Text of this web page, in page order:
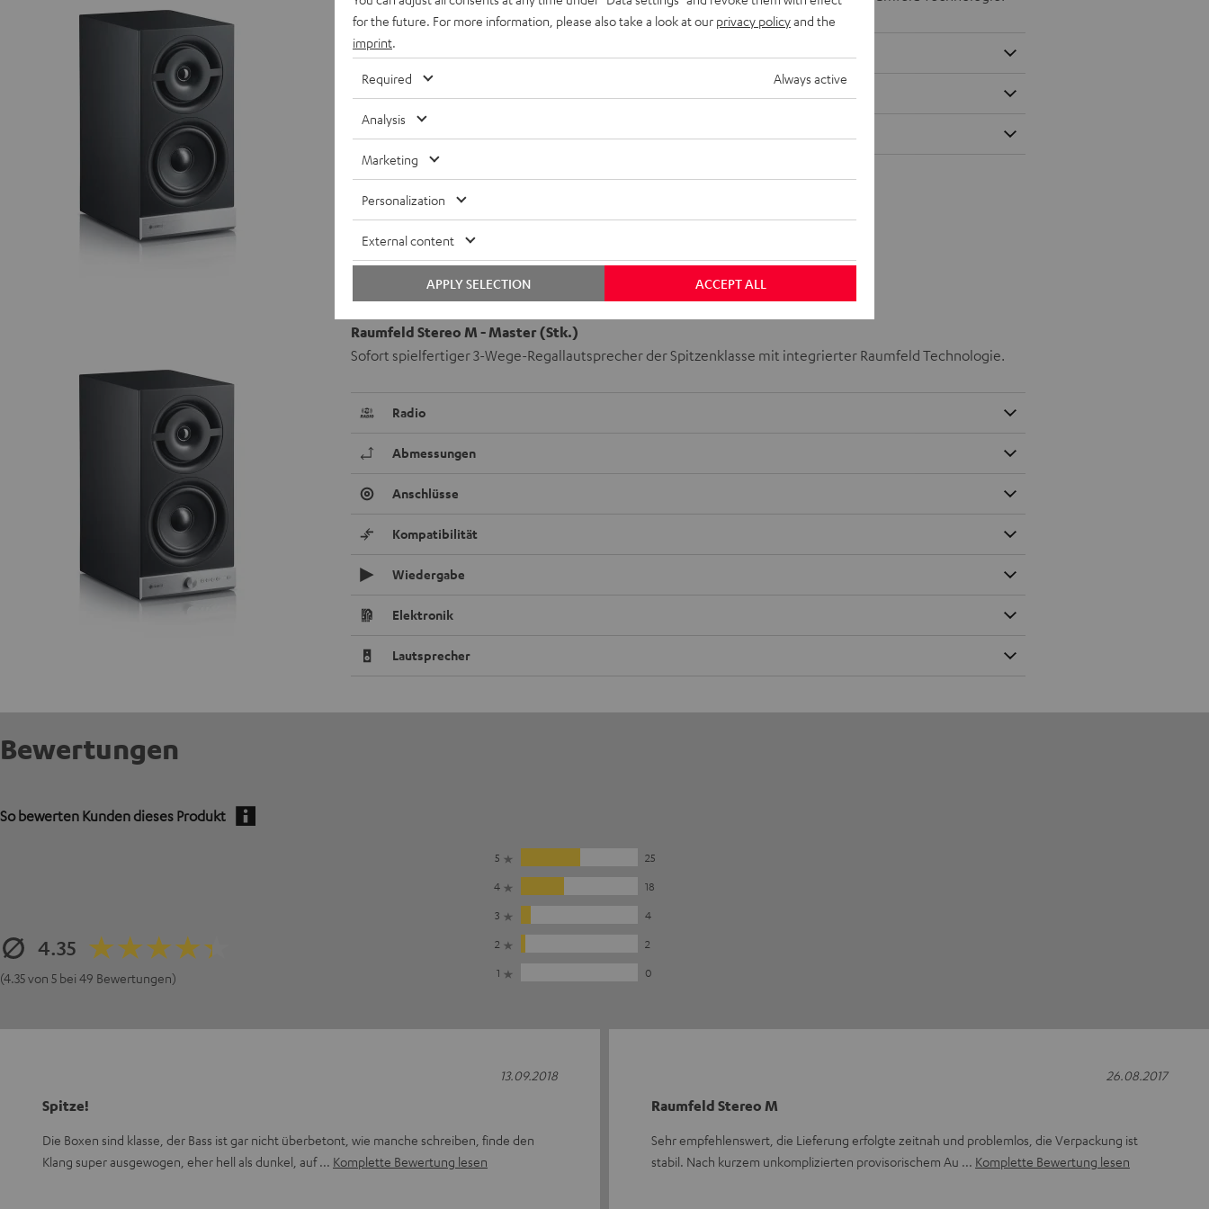
Abmessungen
Raumfeld Stereo M - Master (Stk.)
Sofort spielfertiger 3-Wege-Regallautsprecher der Spitzenklasse mit integrierter Raumfeld Technologie.
Radio
Abmessungen
Anschlüsse
Kompatibilität
Wiedergabe
Elektronik
Lautsprecher
Bewertungen
So bewerten Kunden dieses Produkt
4.35
(4.35 von 5 bei 49 Bewertungen)
5
25
4
18
3
4
2
2
1
0
Spitze!
Die Boxen sind klasse, der Bass ist gar nicht überbetont, wie manche schreiben, finde den
Klang super ausgewogen, eher hell als dunkel, auf
Komplette Bewertung lesen
13.09.2018
Raumfeld Stereo M
Sehr empfehlenswert, die Lieferung erfolgte zeitnah und problemlos, die Verpackung ist
stabil. Nach kurzem unkomplizierten provisorischem Au
Komplette Bewertung lesen
26.08.2017
for the future. For more information, please also take a look at our privacy policyand the
imprint
Required Always active
Analysis
Marketing
Personalization
External content
ACCEPT ALL
APPLY SELECTION